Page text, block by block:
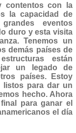
contentos con la
la capacidad de
eventos
duro y esta visita
Tenemos un
demás países de
están
un legado de
países. Estoy
listos para dar un
hecho. Ahora
para ganar el
el día